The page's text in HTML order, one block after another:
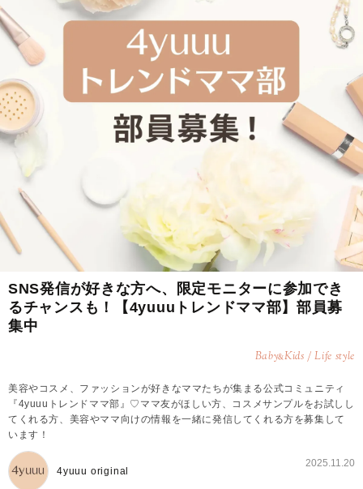
SNS発信が好きな方へ、限定モニターに参加でき
るチャンスも！【4yuuuトレンドママ部】部員募
集中
Baby&Kids / Life style
美容やコスメ、ファッションが好きなママたちが集まる公式コミュニティ
『4yuuuトレンドママ部』♡ママ友がほしい方、コスメサンプルをお試しし
てくれる方、美容やママ向けの情報を一緒に発信してくれる方を募集して
います！
4yuuu original
2025.11.20